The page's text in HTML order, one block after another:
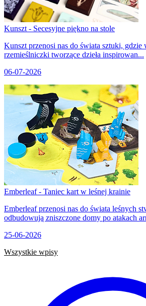
Kunszt - Secesyjne piękno na stole
Kunszt przenosi nas do świata sztuki, gdzie
rzemieślniczki tworzące dzieła inspirowan...
06-07-2026
Emberleaf - Taniec kart w leśnej krainie
Emberleaf przenosi nas do świata leśnych
odbudowują zniszczone domy po atakach
25-06-2026
Wszystkie wpisy